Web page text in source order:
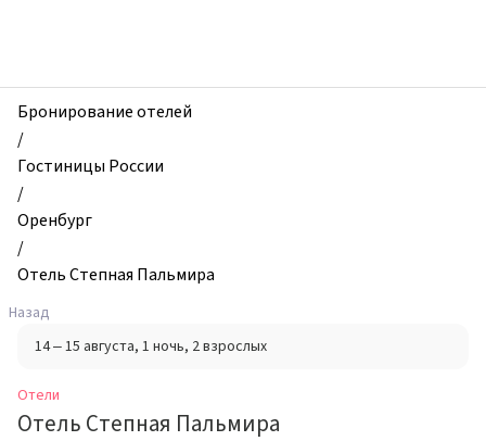
Отель
Степная
Пальмира,
Оренбург,
Россия
Бронирование отелей
/
Гостиницы России
/
Оренбург
/
Отель Степная Пальмира
Назад
14 – 15 августа, 1 ночь, 2 взрослых
Отели
Отель Степная Пальмира